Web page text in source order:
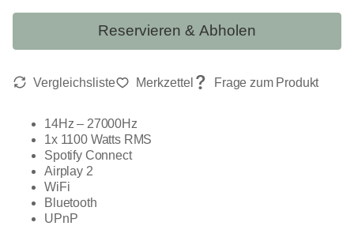
14Hz – 27000Hz
1x 1100 Watts RMS
Spotify Connect
Airplay 2
WiFi
Bluetooth
UPnP
Reservieren & Abholen